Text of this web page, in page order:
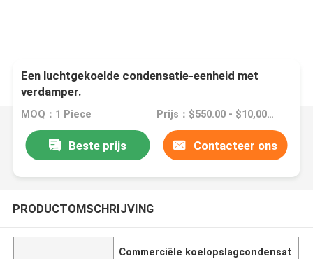
Een luchtgekoelde condensatie-eenheid met
verdamper.
MOQ：1 Piece Prijs：$550.00 - $10,000.00/sets
Beste prijs Contacteer ons
PRODUCTOMSCHRIJVING
Commerciële koelopslagcondensat